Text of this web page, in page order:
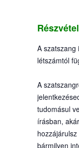
A szatszang
létszámtól
A
tudomásul
írásban,
bármilyen